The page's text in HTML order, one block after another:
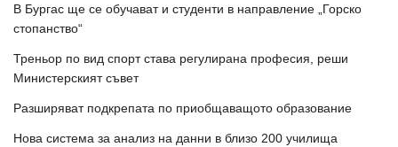
В Бургас ще се обучават и студенти в направление „Горско
стопанство“
Треньор по вид спорт става регулирана професия, реши
Министерският съвет
Разширяват подкрепата по приобщаващото образование
Нова система за анализ на данни в близо 200 училища